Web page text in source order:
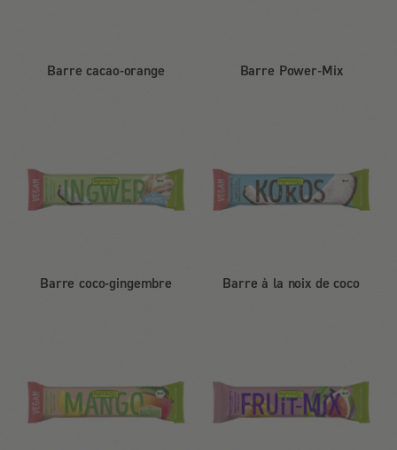
Barre cacao-orange Barre Power-Mix
Barre coco-gingembre Barre à la noix de coco